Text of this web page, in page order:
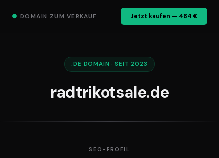
● DOMAIN ZUM VERKAUF Jetzt kaufen — 484 €
.DE DOMAIN · SEIT 2023
radtrikotsale.de
SEO-PROFIL